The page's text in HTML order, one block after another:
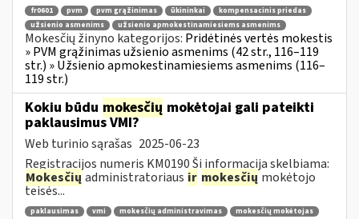
fr0601 pvm pvm grąžinimas ūkininkai
kompensacinis priedas
užsienio asmenims
užsienio apmokestinamiesiems asmenims
Mokesčių žinyno kategorijos: Pridėtinės vertės mokestis
» PVM grąžinimas užsienio asmenims (42 str., 116–119
str.) » Užsienio apmokestinamiesiems asmenims (116–
119 str.)
Kokiu būdu mokesčių mokėtojai gali pateikti
paklausimus VMI?
Web turinio sąrašas 2025-06-23
Registracijos numeris KM0190 Ši informacija skelbiama:
Mokesčių administratoriaus ir mokesčių mokėtojo
teisės...
paklausimas vmi mokesčių administravimas
mokesčių mokėtojas